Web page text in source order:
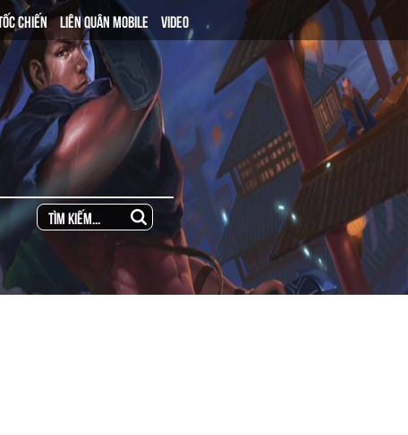
CHIẾN LIÊN QUÂN MOBILE VIDEO